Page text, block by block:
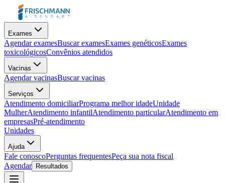
Exames
Agendar examesBuscar examesExames genéticosExames
toxicológicosConvênios atendidos
Vacinas
Agendar vacinasBuscar vacinas
Serviços
Atendimento domiciliarPrograma melhor idadeUnidade
MulherAtendimento infantilAtendimento particularAtendimento em
empresasPré-atendimento
Unidades
Ajuda
Fale conoscoPerguntas frequentesPeça sua nota fiscal
Agendar
Resultados